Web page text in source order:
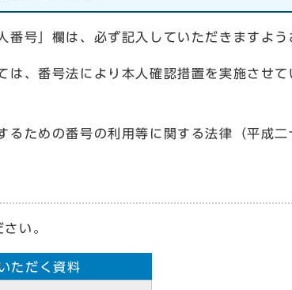
号」欄は、必ず記入していただきますよう
、番号法により本人確認措置を実施させ
めの番号の利用等に関する法律（平成二
い。
ただく資料